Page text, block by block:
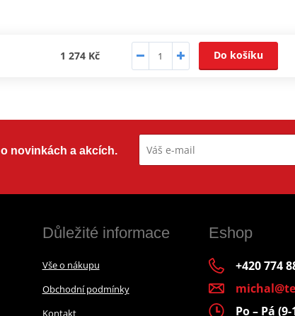
1 274 Kč Do košíku
novinkách a akcích.
Důležité informace
Vše o nákupu
Obchodní podmínky
Kontakt
Eshop
+420 774
Po – Pá (9-